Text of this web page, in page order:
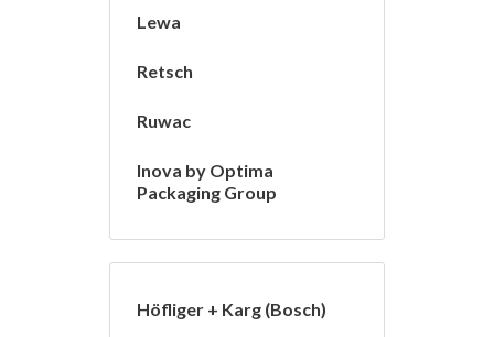
Lewa
Retsch
Ruwac
Inova by Optima
Packaging Group
Höfliger + Karg (Bosch)